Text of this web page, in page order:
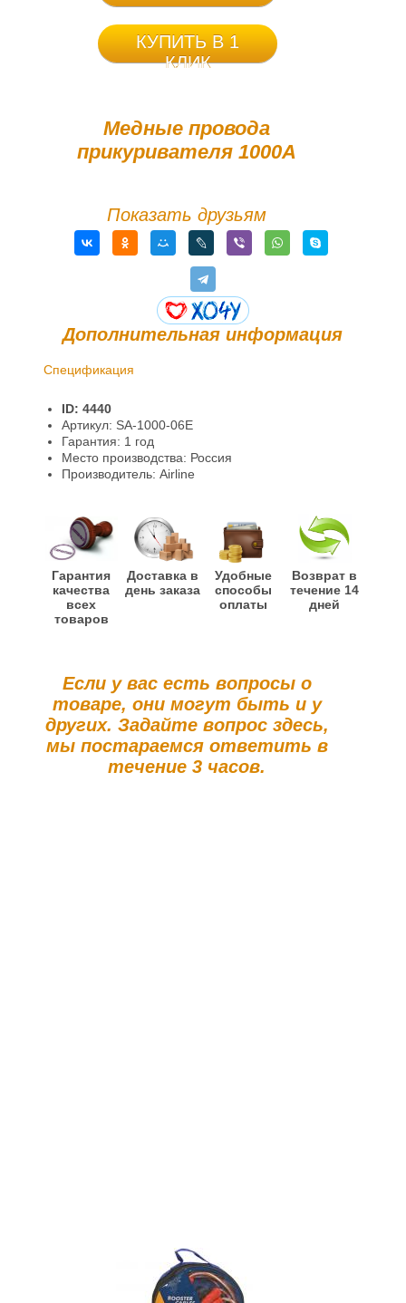
Медные провода
прикуривателя 1000A
КУПИТЬ В 1
КЛИК
Показать друзьям
Дополнительная информация
Спецификация
Гарантии и возврат
ID: 4440
Артикул: SA-1000-06E
Гарантия: 1 год
Место производства: Россия
Производитель: Airline
Гарантия
качества
всех
товаров
Доставка в
день заказа
Удобные
способы
оплаты
Возврат в
течение 14
дней
Если у вас есть вопросы о
товаре, они могут быть и у
других. Задайте вопрос здесь,
мы постараемся ответить в
течение 3 часов.